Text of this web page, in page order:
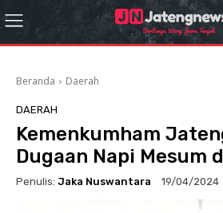
Beranda Daerah
DAERAH
Kemenkumham
Dugaan Napi Mesum
Penulis: Jaka Nuswantara 19/04/2024